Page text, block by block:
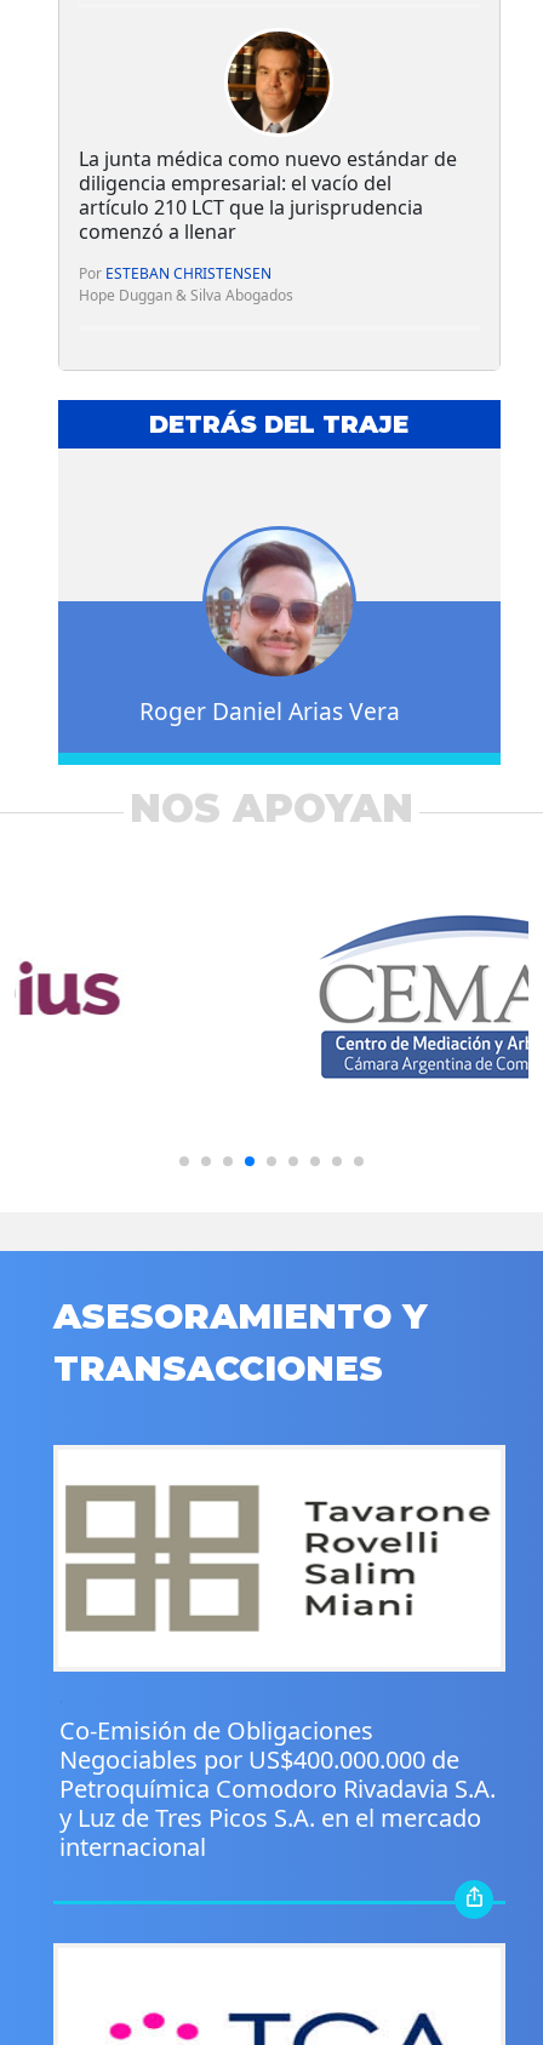
La junta médica como nuevo estándar de
diligencia empresarial: el vacío del
artículo 210 LCT que la jurisprudencia
comenzó a llenar
Por ESTEBAN CHRISTENSEN
Hope Duggan & Silva Abogados
DETRÁS DEL TRAJE
Roger Daniel Arias Vera
NOS APOYAN
ASESORAMIENTO Y
TRANSACCIONES
Co-Emisión de Obligaciones
Negociables por US$400.000.000 de
Petroquímica Comodoro Rivadavia S.A.
y Luz de Tres Picos S.A. en el mercado
internacional